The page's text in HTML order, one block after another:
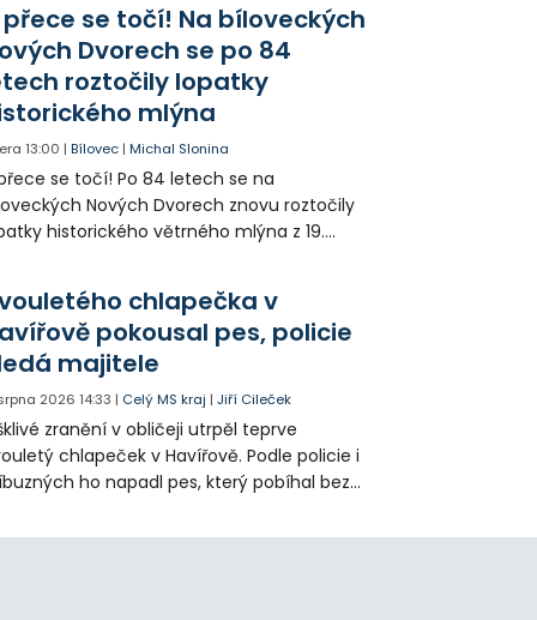
Vyšplhal na lezeckou stěnu a nemohl
přece se točí! Na bíloveckých
Dvorech se po 84
roztočily lopatky
mlýna
13:00 |Bílovec |Michal Slonina
se točí! Po 84 letech se na
Nových Dvorech znovu roztočily
historického větrného mlýna z 19.
chlapečka v
pokousal pes, policie
majitele
2026 14:33 | Celý MS kraj |Jiří Cileček
zranění v obličeji utrpěl teprve
chlapeček v Havířově. Podle policie i
ho napadl pes, který pobíhal bez
Případem už se zabývá policie, která